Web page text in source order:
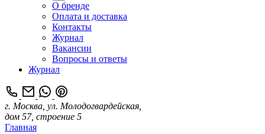
О бренде
Оплата и доставка
Контакты
Журнал
Вакансии
Вопросы и ответы
Журнал
г. Москва, ул. Молодогвардейская,
дом 57, строение 5
Главная